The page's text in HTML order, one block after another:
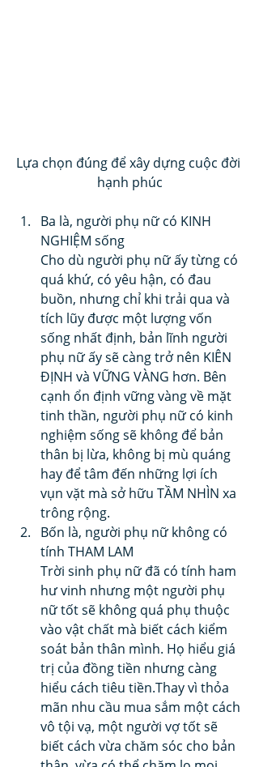
Lựa chọn đúng để xây dựng cuộc đời
hạnh phúc
Ba là, người phụ nữ có KINH
NGHIỆM sống
Cho dù người phụ nữ ấy từng có
quá khứ, có yêu hận, có đau
buồn, nhưng chỉ khi trải qua và
tích lũy được một lượng vốn
sống nhất định, bản lĩnh người
phụ nữ ấy sẽ càng trở nên KIÊN
ĐỊNH và VỮNG VÀNG hơn. Bên
cạnh ổn định vững vàng về mặt
tinh thần, người phụ nữ có kinh
nghiệm sống sẽ không để bản
thân bị lừa, không bị mù quáng
hay để tâm đến những lợi ích
vụn vặt mà sở hữu TẦM NHÌN xa
trông rộng.
Bốn là, người phụ nữ không có
tính THAM LAM
Trời sinh phụ nữ đã có tính ham
hư vinh nhưng một người phụ
nữ tốt sẽ không quá phụ thuộc
vào vật chất mà biết cách kiểm
soát bản thân mình. Họ hiểu giá
trị của đồng tiền nhưng càng
hiểu cách tiêu tiền.Thay vì thỏa
mãn nhu cầu mua sắm một cách
vô tội vạ, một người vợ tốt sẽ
biết cách vừa chăm sóc cho bản